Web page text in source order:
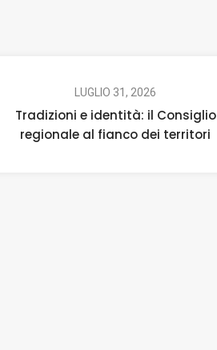
LUGLIO 31, 2026
Tradizioni e identità: il Consiglio
regionale al fianco dei territori